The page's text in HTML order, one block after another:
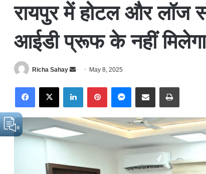
रायपुर में होटल और लॉज
आईडी प्रूफ के नहीं मिलेगा
Richa Sahay
d
a
n
a
May 8, 2025
X